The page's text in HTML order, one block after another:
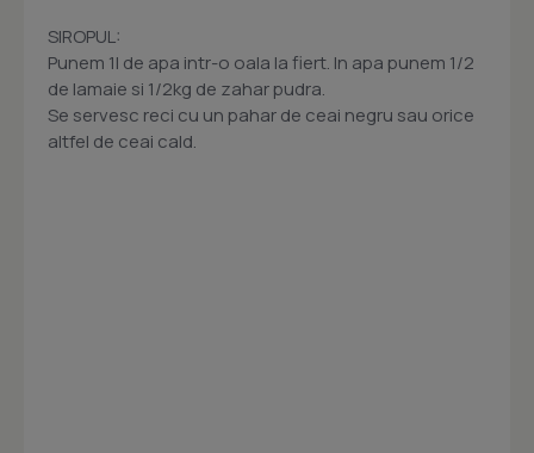
SIROPUL:
Punem 1l de apa intr-o oala la fiert. In apa punem 1/2
de lamaie si 1/2kg de zahar pudra.
Se servesc reci cu un pahar de ceai negru sau orice
altfel de ceai cald.